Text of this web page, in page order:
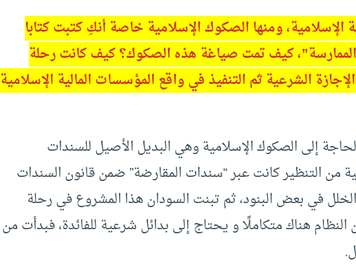
ومنها الصكوك الإسلامية خاصة أنكِ كتبت كتابا
كيف تمت صياغة هذه الصكوك؟ كيف كانت رحلة
الشرعية ثم التنفيذ في واقع المؤسسات المالية الإسلامية
إلى الصكوك الإسلامية وهي البديل الأصيل للسندات
من التنظير كانت عبر “سندات المقارضة” ضمن قانون السندات
في بعض البنود، ثم تبنت السودان هذا المشروع في رحلة
هناك متكاملًا و يحتاج إلى بدائل شرعية للفائدة، فبدأت من